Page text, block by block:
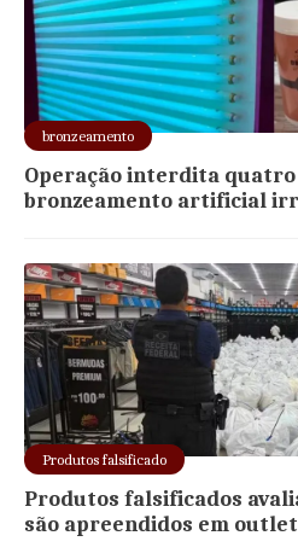
bronzeamento
Operação interdita
bronzeamento artificial
Produtos falsificado
Produtos falsificados
são apreendidos em